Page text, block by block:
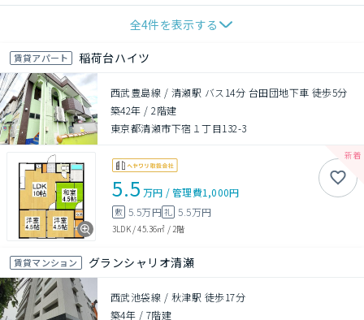
全4件を表示する
賃貸アパート 稲荷台ハイツ
西武豊島線 / 清瀬駅 バス14分 台田団地下車 徒歩5分
築42年 /2階建
東京都清瀬市下宿１丁目132-3
5.5 万円 /管理費1,000円
敷 5.5万円礼 5.5万円
3LDK/45.36㎡ /2階
賃貸マンション グランシャリオ清瀬
西武池袋線 / 秋津駅 徒歩17分
築4年 / 7階建